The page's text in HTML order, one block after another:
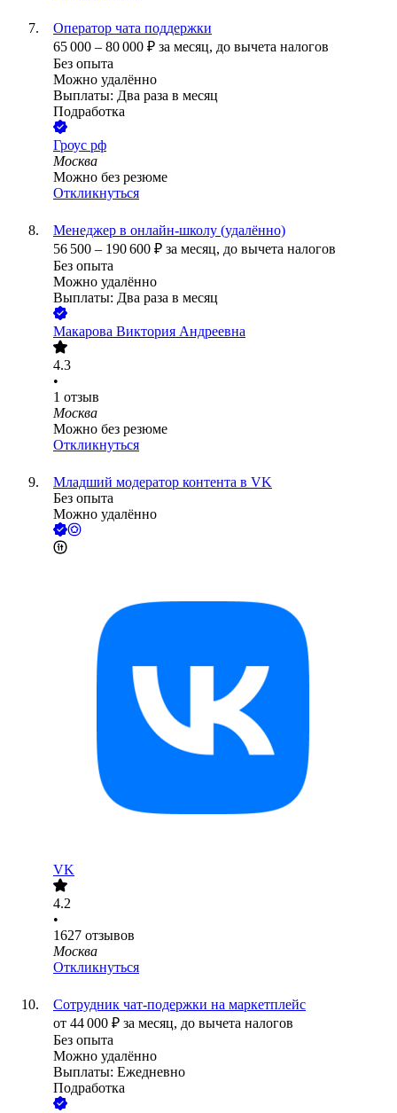
Оператор чата поддержки
65 000 – 80 000 ₽ за месяц, до вычета налогов
Без опыта
Можно удалённо
Выплаты: Два раза в месяц
Подработка
Гроус рф
Москва
Можно без резюме
Откликнуться
Менеджер в онлайн-школу (удалённо)
56 500 – 190 600 ₽ за месяц, до вычета налогов
Без опыта
Можно удалённо
Выплаты: Два раза в месяц
Макарова Виктория Андреевна
4.3
•
1 отзыв
Москва
Можно без резюме
Откликнуться
Младший модератор контента в VK
Без опыта
Можно удалённо
VK
4.2
•
1627 отзывов
Москва
Откликнуться
Сотрудник чат-подержки на маркетплейс
от 44 000 ₽ за месяц, до вычета налогов
Без опыта
Можно удалённо
Выплаты: Ежедневно
Подработка